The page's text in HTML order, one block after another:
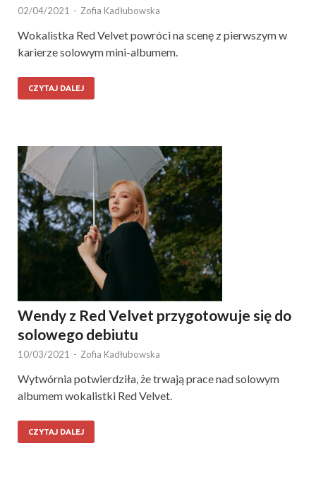
02/04/2021 - Zofia Kadłubowska
Wokalistka Red Velvet powróci na scenę z pierwszym w
karierze solowym mini-albumem.
CZYTAJ DALEJ
Wendy z Red Velvet przygotowuje się do
solowego debiutu
10/03/2021 - Zofia Kadłubowska
Wytwórnia potwierdziła, że trwają prace nad solowym
albumem wokalistki Red Velvet.
CZYTAJ DALEJ